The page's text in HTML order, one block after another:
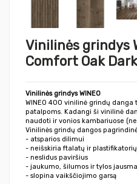
Vinilinės grindys
Comfort Oak Dark
Vinilinės grindys WINEO
WINEO 400 vinilinė grindų
patalpoms. Kadangi ši vinilinė
naudoti ir vonios kambariuose
Vinilinės grindų dangos
- atsparios dilimui
- neišskiria ftalatų ir plastifikatorių
- neslidus paviršius
- jaukumo, šilumos ir tylos
- slopina vaikščiojimo garsą